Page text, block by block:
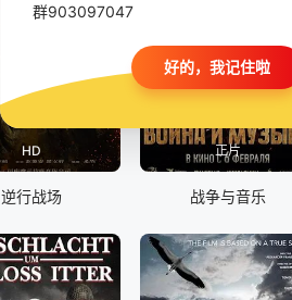
HD
逆行战场
正片
战争与音乐
群903097047
好的，我记住啦